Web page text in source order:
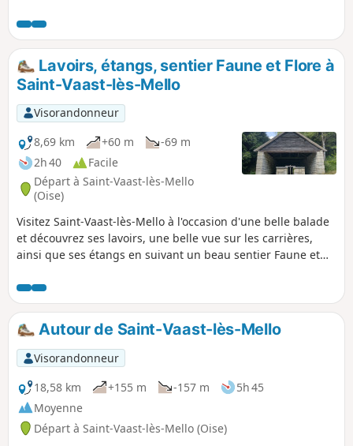
architectural de Fleurines ; il est classé au titre des
Monuments Historiques. La commune est également riche
d'un important patrimoine naturel et paysager, et intègre le
périmètre d'une zone naturelle d'intérêt écologique,
faunistique et floristique (ZNIEFF). Depuis sa création en
2004, Fleurines entre également dans le périmètre du Parc
Naturel Régional Oise Pays de France.
Lavoirs, étangs, sentier Faune et Flore à
Saint-Vaast-lès-Mello
Visorandonneur
8,69 km
+60 m
-69 m
2h 40
Facile
Départ à Saint-Vaast-lès-Mello
(Oise)
Visitez Saint-Vaast-lès-Mello à l'occasion d'une belle balade
et découvrez ses lavoirs, une belle vue sur les carrières,
ainsi que ses étangs en suivant un beau sentier Faune et
Barisseuse,
Autour de Saint-Vaast-lès-Mello
Visorandonneur
18,58 km
+155 m -157 m
5h 45
Moyenne
Départ à Saint-Vaast-lès-Mello (Oise)